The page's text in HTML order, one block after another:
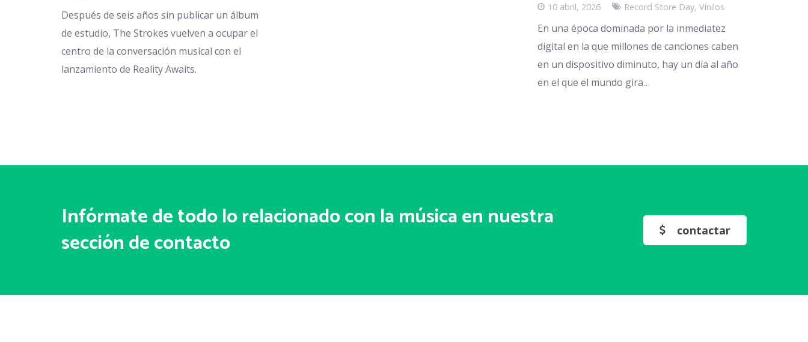
Después de seis años sin publicar un álbum
de estudio, The Strokes vuelven a ocupar el
centro de la conversación musical con el
lanzamiento de Reality Awaits.
10 abril, 2026 Record Store Day, Vinilos
En una época dominada por la inmediatez
digital en la que millones de canciones caben
en un dispositivo diminuto, hay un día al año
en el que el mundo gira…
Infórmate de todo lo relacionado con la música en nuestra
sección de contacto
contactar